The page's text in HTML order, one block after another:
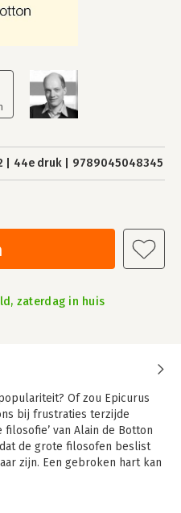
44e druk 9789045048345
zaterdag in huis
Of zou Epicurus
bij frustraties terzijde
filosofie’ van Alain de Botton
de grote filosofen beslist
zijn. Een gebroken hart kan